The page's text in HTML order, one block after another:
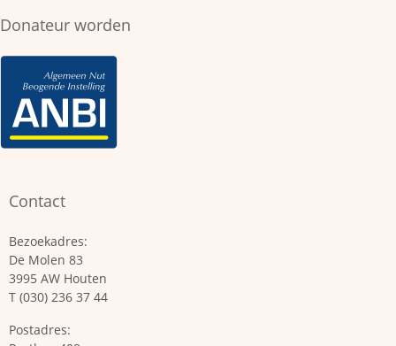
Donateur worden
Contact
Bezoekadres:
De Molen 83
3995 AW Houten
T (030) 236 37 44
Postadres: